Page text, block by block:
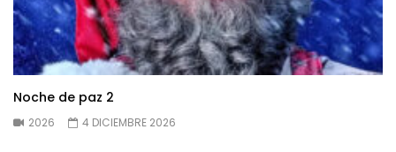
Noche de paz 2
2026 4 DICIEMBRE 2026